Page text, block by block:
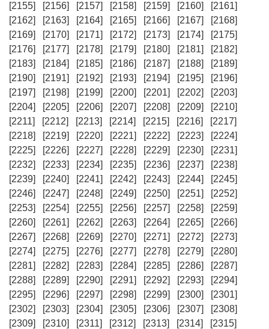
[2155]
[2156] [2157] [2158] [2159] [2160]
[2161]
[2162]
[2163] [2164] [2165] [2166] [2167]
[2168]
[2169]
[2170] [2171] [2172] [2173] [2174]
[2175]
[2176]
[2177] [2178] [2179] [2180] [2181]
[2182]
[2183]
[2184] [2185] [2186] [2187] [2188]
[2189]
[2190]
[2191] [2192] [2193] [2194] [2195]
[2196]
[2197]
[2198] [2199] [2200] [2201] [2202]
[2203]
[2204]
[2205] [2206] [2207] [2208] [2209]
[2210]
[2211]
[2212] [2213] [2214] [2215] [2216]
[2217]
[2218]
[2219] [2220] [2221] [2222] [2223]
[2224]
[2225]
[2226] [2227] [2228] [2229] [2230]
[2231]
[2232]
[2233] [2234] [2235] [2236] [2237]
[2238]
[2239]
[2240] [2241] [2242] [2243] [2244]
[2245]
[2246]
[2247] [2248] [2249] [2250] [2251]
[2252]
[2253]
[2254] [2255] [2256] [2257] [2258]
[2259]
[2260]
[2261] [2262] [2263] [2264] [2265]
[2266]
[2267]
[2268] [2269] [2270] [2271] [2272]
[2273]
[2274]
[2275] [2276] [2277] [2278] [2279]
[2280]
[2281]
[2282] [2283] [2284] [2285] [2286]
[2287]
[2288]
[2289] [2290] [2291] [2292] [2293]
[2294]
[2295]
[2296] [2297] [2298] [2299] [2300]
[2301]
[2302]
[2303] [2304] [2305] [2306] [2307]
[2308]
[2309]
[2310] [2311] [2312] [2313] [2314]
[2315]